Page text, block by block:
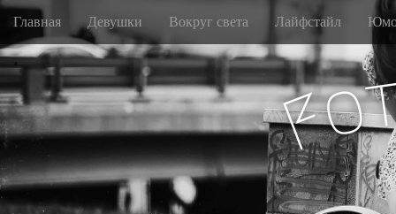
M
i
n
m
e
n
u
S
i
p
t
o
c
o
n
t
e
Главная Девушки Вокруг света Лайфстайл
Fo